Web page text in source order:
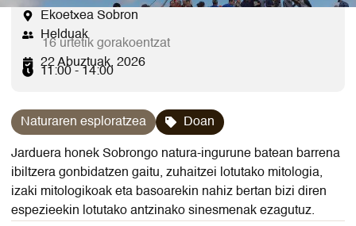
Ekoetxea Sobron
Helduak
16 urtetik gorakoentzat
22 Abuztuak, 2026
11:00 - 14:00
Naturaren esploratzea Doan
Jarduera honek Sobrongo natura-ingurune batean barrena
ibiltzera gonbidatzen gaitu, zuhaitzei lotutako mitologia,
izaki mitologikoak eta basoarekin nahiz bertan bizi diren
espezieekin lotutako antzinako sinesmenak ezagutuz.